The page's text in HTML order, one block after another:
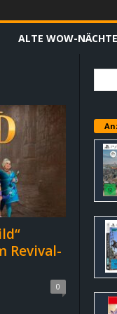
ALTE WOW-NÄCHTE
Revival-
0